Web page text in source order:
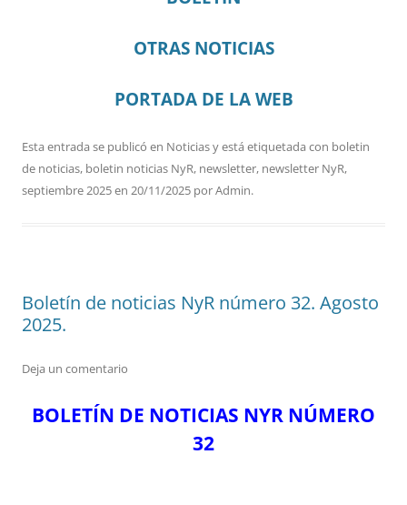
OTRAS NOTICIAS
PORTADA DE LA WEB
Esta entrada se publicó en Noticiasy está etiquetada con boletin
de noticias, boletin noticias NyR, newsletter, newsletter NyR,
septiembre 2025en 20/11/2025 porAdmin.
Boletín de noticias NyR número 32. Agosto
2025.
Deja un comentario
BOLETÍN DE NOTICIAS NYR NÚMERO
32